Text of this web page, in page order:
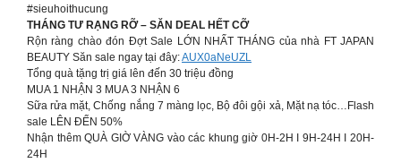
#sieuhoithucung
THÁNG TƯ RẠNG RỠ – SĂN DEAL HẾT CỠ
Rộn ràng chào đón Đợt Sale LỚN NHẤT THÁNG của nhà FT JAPAN
BEAUTY Săn sale ngay tại đây:AUX0aNeUZL
Tổng quà tặng trị giá lên đến 30 triệu đồng
MUA 1 NHẬN 3 MUA 3 NHẬN 6
Sữa rửa mặt, Chống nắng 7 màng lọc, Bộ đôi gội xả, Mặt nạ tóc…Flash
sale LÊN ĐẾN 50%
Nhận thêm QUÀ GIỜ VÀNG vào các khung giờ 0H-2H I 9H-24H I 20H-
24H